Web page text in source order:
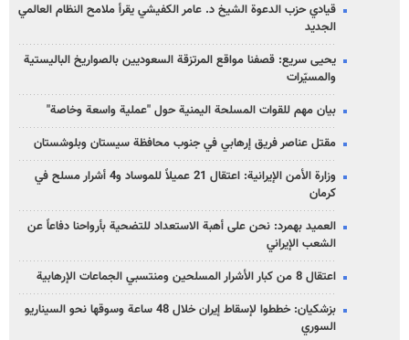
قيادي حزب الدعوة الشيخ د. عامر الكفيشي يقرأ ملامح النظام العالمي
الجديد
يحيى سريع: قصفنا مواقع المرتزقة السعوديين بالصواريخ الباليستية
والمسيّرات
بيان مهم للقوات المسلحة اليمنية حول "عملية واسعة وخاصة"
مقتل عناصر فريق إرهابي في جنوب محافظة سيستان وبلوشستان
وزارة الأمن الإيرانية: اعتقال 21 عميلاً للموساد و4 أشرار مسلح في
كرمان
العميد بهمرد: نحن على أهبة الاستعداد للتضحية بأرواحنا دفاعاً عن
الشعب الإيراني
اعتقال 8 من كبار الأشرار المسلحين ومنتسبي الجماعات الإرهابية
بزشكيان: خططوا لإسقاط إيران خلال 48 ساعة وسوقها نحو السيناريو
السوري